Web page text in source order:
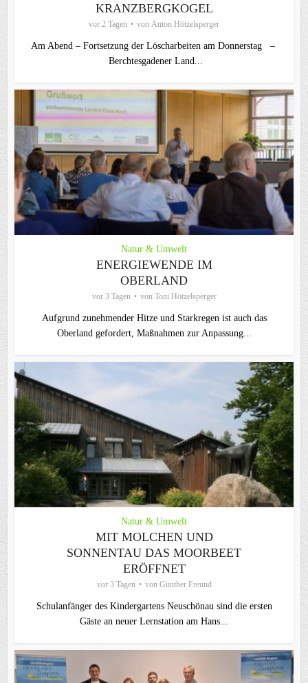
KRANZBERGKOGEL
vor 2 Tagen von Anton Hötzelsperger
Am Abend – Fortsetzung der Löscharbeiten am Donnerstag –
Berchtesgadener Land...
Natur & Umwelt
ENERGIEWENDE IM
OBERLAND
vor 3 Tagen von Toni Hötzelsperger
Aufgrund zunehmender Hitze und Starkregen ist auch das
Oberland gefordert, Maßnahmen zur Anpassung...
Natur & Umwelt
MIT MOLCHEN UND
SONNENTAU DAS MOORBEET
ERÖFFNET
vor 3 Tagen von Günther Freund
Schulanfänger des Kindergartens Neuschönau sind die ersten
Gäste an neuer Lernstation am Hans...